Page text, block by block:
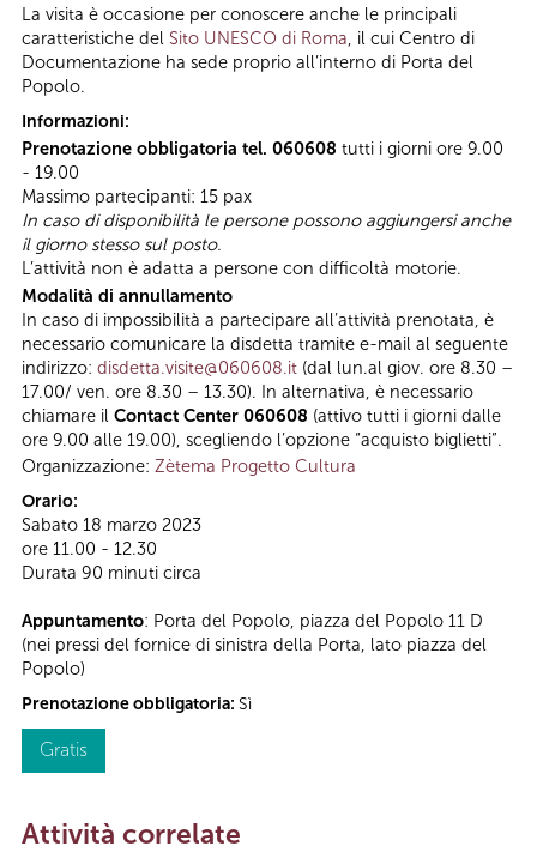
La visita è occasione per conoscere anche le principali
caratteristiche del Sito UNESCO di Roma, il cui Centro di
Documentazione ha sede proprio all’interno di Porta del
Popolo.
Informazioni:
Prenotazione obbligatoria tel. 060608 tutti i giorni ore 9.00
- 19.00
Massimo partecipanti: 15 pax
In caso di disponibilità le persone possono aggiungersi anche
il giorno stesso sul posto.
L’attività non è adatta a persone con difficoltà motorie.
Modalità di annullamento
In caso di impossibilità a partecipare all’attività prenotata, è
necessario comunicare la disdetta tramite e-mail al seguente
indirizzo: disdetta.visite@060608.it (dal lun.al giov. ore 8.30 –
17.00/ ven. ore 8.30 – 13.30). In alternativa, è necessario
chiamare il Contact Center 060608 (attivo tutti i giorni dalle
ore 9.00 alle 19.00), scegliendo l’opzione “acquisto biglietti”.
Organizzazione: Zètema Progetto Cultura
Orario:
Sabato 18 marzo 2023
ore 11.00 - 12.30
Durata 90 minuti circa
Appuntamento: Porta del Popolo, piazza del Popolo 11 D
(nei pressi del fornice di sinistra della Porta, lato piazza del
Popolo)
Prenotazione obbligatoria: Sì
Gratis
Attività correlate